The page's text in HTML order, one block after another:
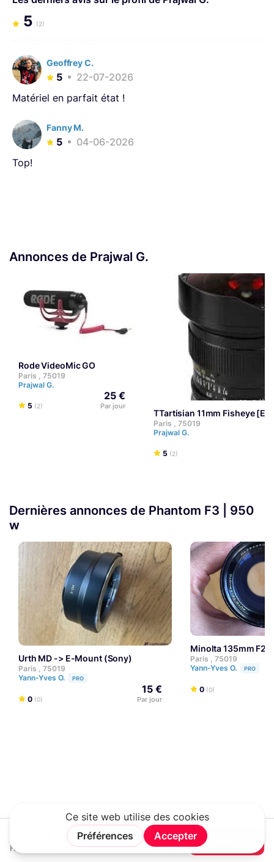
5 (2)
Geoffrey C.
5
22-07-2026
Matériel en parfait état !
Fanny M.
5
04-06-2026
Top!
HT / Par jour
Réserver
Annonces de Prajwal G.
Rode VideoMic GO
Paris , 75019
Prajwal G.
5 (2)
25 €
Par jour
TTartisian 11mm Fisheye
Paris , 75019
Prajwal G.
5 (2)
Dernières annonces de Phantom F3 | 950
w
Urth MD -> E-Mount (Sony)
Paris , 75019
Yann-Yves O.
PRO
0 (0)
15 €
Par jour
Minolta 135mm
Paris , 75019
Yann-Yves O.
PRO
0 (0)
Rechercher Connexion Rejoindre